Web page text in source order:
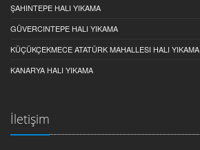
ŞAHINTEPE HALI YIKAMA
GÜVERCINTEPE HALI YIKAMA
KÜÇÜKÇEKMECE ATATÜRK MAHALLESI HALI YIKAMA
KANARYA HALI YIKAMA
İletişim